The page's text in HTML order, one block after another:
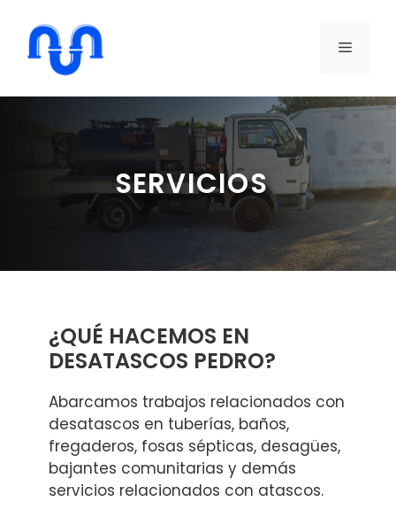
contenido
MENÚ
SERVICIOS
¿QUÉ HACEMOS EN
DESATASCOS PEDRO?
Abarcamos trabajos relacionados con
desatascos en tuberías, baños,
fregaderos, fosas sépticas, desagües,
bajantes comunitarias y demás
servicios relacionados con atascos.